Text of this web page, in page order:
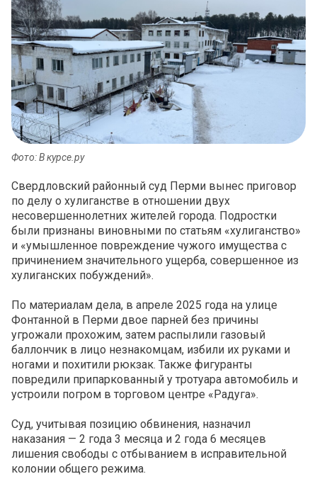
Фото: В курсе.ру
Свердловский районный суд Перми вынес приговор
по делу о хулиганстве в отношении двух
несовершеннолетних жителей города. Подростки
были признаны виновными по статьям «хулиганство»
и «умышленное повреждение чужого имущества с
причинением значительного ущерба, совершенное из
хулиганских побуждений».
По материалам дела, в апреле 2025 года на улице
Фонтанной в Перми двое парней без причины
угрожали прохожим, затем распылили газовый
баллончик в лицо незнакомцам, избили их руками и
ногами и похитили рюкзак. Также фигуранты
повредили припаркованный у тротуара автомобиль и
устроили погром в торговом центре «Радуга».
Суд, учитывая позицию обвинения, назначил
наказания — 2 года 3 месяца и 2 года 6 месяцев
лишения свободы с отбыванием в исправительной
колонии общего режима.